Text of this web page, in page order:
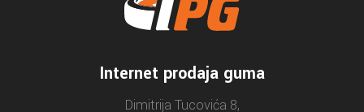
Internet prodaja guma
Dimitrija Tucovića 8,